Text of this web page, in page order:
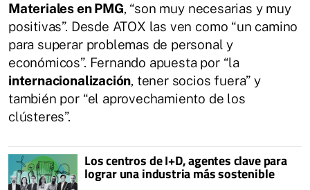
Materiales en PMG, “son muy necesarias y muy
positivas”. Desde ATOX las ven como “un camino
para superar problemas de personal y
económicos”. Fernando apuesta por “la
internacionalización, tener socios fuera” y
también por “el aprovechamiento de los
clústeres”.
Los centros de I+D, agentes clave para
lograr una industria más sostenible